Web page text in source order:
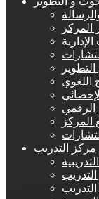
المركز
اللغوي
الرقمي
مركز التدريب